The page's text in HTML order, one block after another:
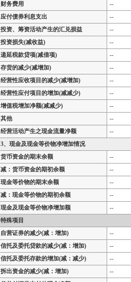
财务费用
--
应付债券利息支出
--
投资、筹资活动产生的汇兑损益
--
投资损失(减收益)
--
递延税款贷项(减借项)
--
存货的减少(减增加)
--
经营性应收项目的减少(减增加)
--
经营性应付项目的增加(减减少)
--
增值税增加净额(减减少)
--
其他
--
经营活动产生之现金流量净额
--
3、现金及现金等价物净增加情况
货币资金的期末余额
--
减：货币资金的期初余额
--
现金等价物的期末余额
--
减：现金等价物的期初余额
--
现金及现金等价物净增加额
--
特殊项目
自营证券的减少(减：增加)
--
信托及委托贷款的减少(减：增加)
--
信托及委托存款的增加(减：减少)
--
拆出资金的减少(减：增加)
--